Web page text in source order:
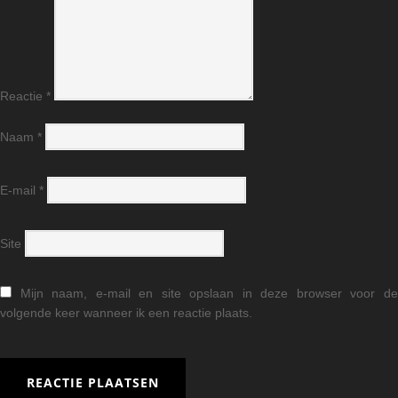
Reactie *
Naam *
E-mail *
Site
Mijn naam, e-mail en site opslaan in deze browser voor de
volgende keer wanneer ik een reactie plaats.